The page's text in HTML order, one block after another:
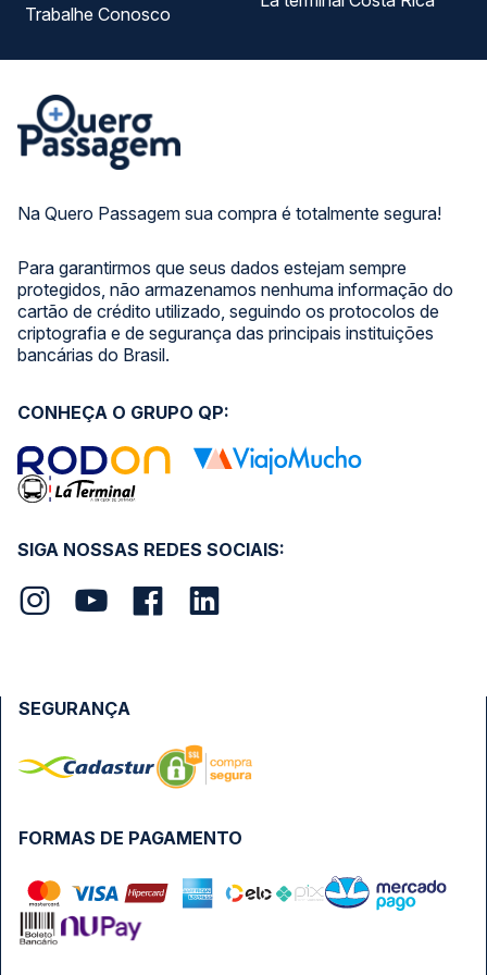
Na Quero Passagem sua compra é totalmente segura!
Para garantirmos que seus dados estejam sempre
protegidos, não armazenamos nenhuma informação do
cartão de crédito utilizado, seguindo os protocolos de
criptografia e de segurança das principais instituições
bancárias do Brasil.
Trabalhe Conosco
SIGA NOSSAS REDES SOCIAIS:
CONHEÇA O GRUPO QP:
FORMAS DE PAGAMENTO
SEGURANÇA